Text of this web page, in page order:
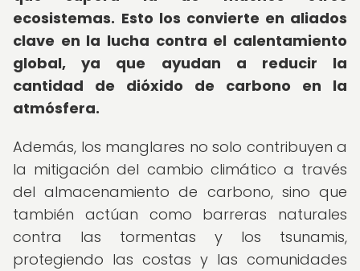
ecosistemas. Esto los convierte en aliados
clave en la lucha contra el calentamiento
global, ya que ayudan a reducir la
cantidad de dióxido de carbono en la
atmósfera.
Además, los manglares no solo contribuyen a
la mitigación del cambio climático a través
del almacenamiento de carbono, sino que
también actúan como barreras naturales
contra las tormentas y los tsunamis,
protegiendo las costas y las comunidades